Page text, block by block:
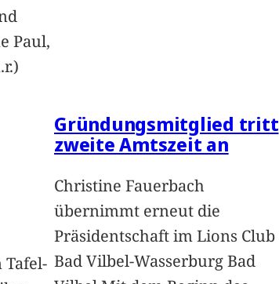
Paul,
Gründungsmitglied tritt
zweite Amtszeit an
Christine Fauerbach
übernimmt erneut die
Präsidentschaft im Lions Club
Bad Vilbel-Wasserburg Bad